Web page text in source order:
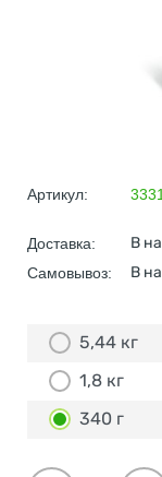
Артикул:
Доставка: В
Самовывоз: В
5,44 кг
1,8 кг
340 г